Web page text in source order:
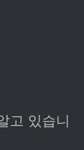
고 있습니